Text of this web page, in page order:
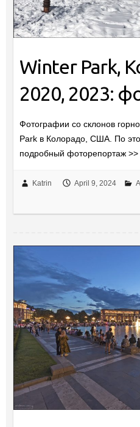
Winter Park,
2020, 2023:
Фотографии со склонов
Park в Колорадо, США. По
подробный фоторепортаж >>
Katrin April 9, 2024